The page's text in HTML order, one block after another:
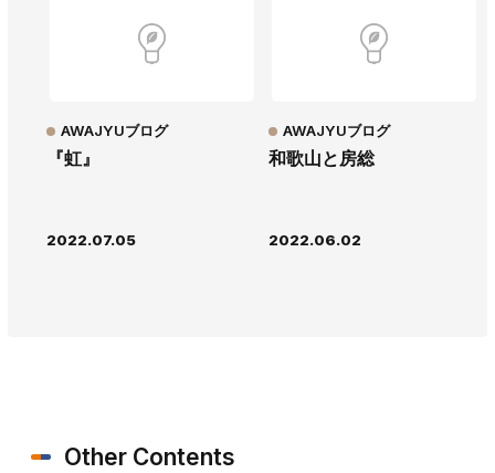
『虹』
AWAJYUブログ
2022.07.05
和歌山と房総
AWAJYUブログ
2022.06.02
Other Contents